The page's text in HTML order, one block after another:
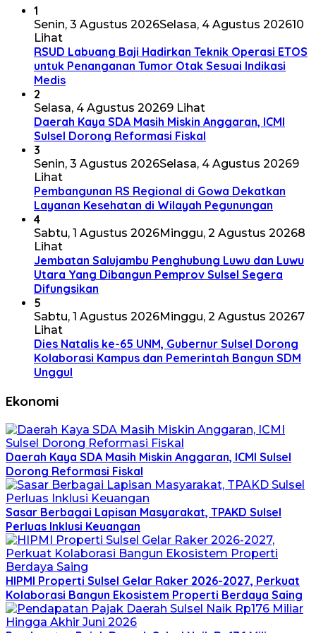
1
Senin, 3 Agustus 2026Selasa, 4 Agustus 202610
Lihat
RSUD Labuang Baji Hadirkan Teknik Operasi ETOS
untuk Penanganan Tumor Otak Sesuai Indikasi
Medis
2
Selasa, 4 Agustus 20269 Lihat
Daerah Kaya SDA Masih Miskin Anggaran, ICMI
Sulsel Dorong Reformasi Fiskal
3
Senin, 3 Agustus 2026Selasa, 4 Agustus 20269
Lihat
Pembangunan RS Regional di Gowa Dekatkan
Layanan Kesehatan di Wilayah Pegunungan
4
Sabtu, 1 Agustus 2026Minggu, 2 Agustus 20268
Lihat
Jembatan Salujambu Penghubung Luwu dan Luwu
Utara Yang Dibangun Pemprov Sulsel Segera
Difungsikan
5
Sabtu, 1 Agustus 2026Minggu, 2 Agustus 20267
Lihat
Dies Natalis ke-65 UNM, Gubernur Sulsel Dorong
Kolaborasi Kampus dan Pemerintah Bangun SDM
Unggul
Ekonomi
Daerah Kaya SDA Masih Miskin Anggaran, ICMI Sulsel
Dorong Reformasi Fiskal
Sasar Berbagai Lapisan Masyarakat, TPAKD Sulsel
Perluas Inklusi Keuangan
HIPMI Properti Sulsel Gelar Raker 2026-2027, Perkuat
Kolaborasi Bangun Ekosistem Properti Berdaya Saing